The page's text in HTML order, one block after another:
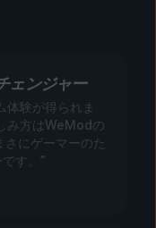
ェンジャー
験が得られま
み方はWeModの
さにゲーマーのた
す。”